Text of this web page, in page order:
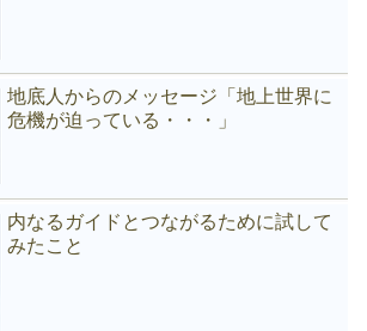
地底人からのメッセージ「地上世界に
危機が迫っている・・・」
内なるガイドとつながるために試して
みたこと